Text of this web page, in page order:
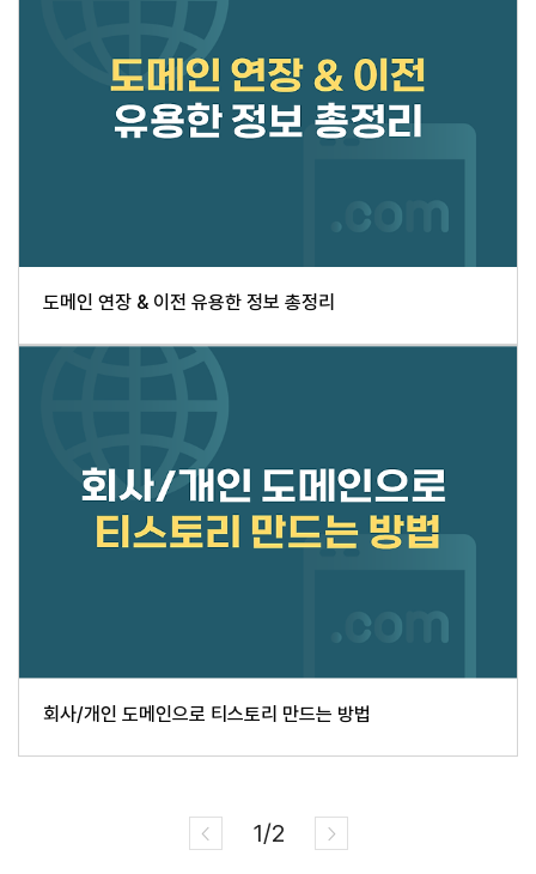
도메인 연장 & 이전 유용한 정보 총정리
회사/개인 도메인으로 티스토리 만드는 방법
1/2